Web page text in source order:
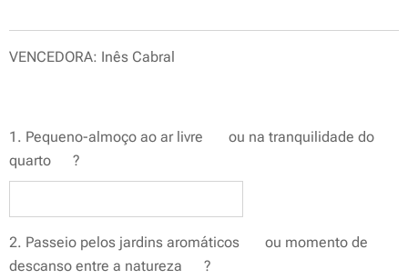
VENCEDORA: Inês Cabral
1. Pequeno-almoço ao ar livre 🥐 ou na tranquilidade do
quarto 🛏️?
2. Passeio pelos jardins aromáticos 🌸 ou momento de
descanso entre a natureza 🌿?